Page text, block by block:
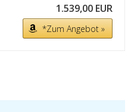
1.539,00 EUR
*Zum Angebot »